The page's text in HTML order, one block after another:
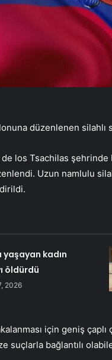
düzenlenen silahlı
de los Tsachilas
Uzun namlulu
yaşayan kadın
öldürdü
2026
için geniş
suçlarla bağlantılı